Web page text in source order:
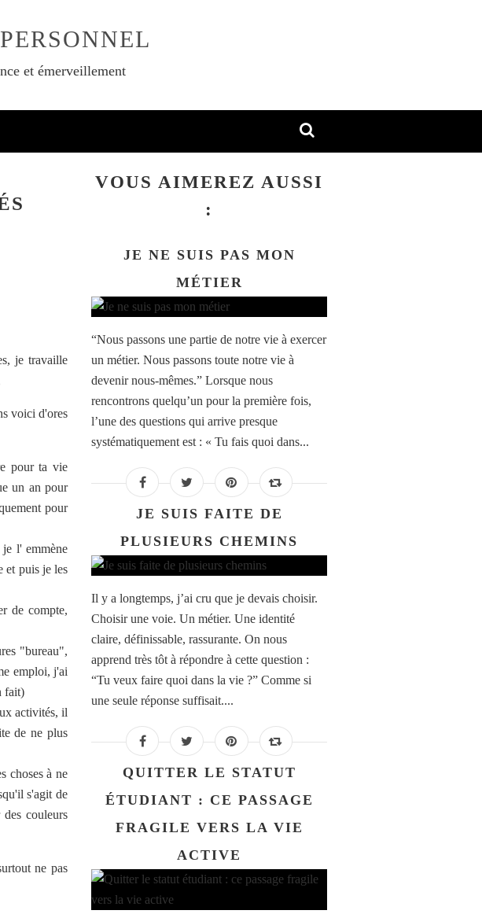
et émerveillement
je travaille
voici d'ores
pour ta vie
un an pour
pour
je l' emmène
et puis je les
de compte,
"bureau",
emploi, j'ai
fait)
activités, il
de ne plus
choses à ne
s'agit de
couleurs
ne pas
VOUS AIMEREZ AUSSI
:
JE NE SUIS PAS MON
MÉTIER
“Nous passons une partie de notre vie à exercer
un métier. Nous passons toute notre vie à
devenir nous-mêmes.” Lorsque nous
rencontrons quelqu’un pour la première fois,
l’une des questions qui arrive presque
systématiquement est : « Tu fais quoi dans...
JE SUIS FAITE DE
PLUSIEURS CHEMINS
Il y a longtemps, j’ai cru que je devais choisir.
Choisir une voie. Un métier. Une identité
claire, définissable, rassurante. On nous
apprend très tôt à répondre à cette question :
“Tu veux faire quoi dans la vie ?” Comme si
une seule réponse suffisait....
QUITTER LE STATUT
ÉTUDIANT : CE PASSAGE
FRAGILE VERS LA VIE
ACTIVE